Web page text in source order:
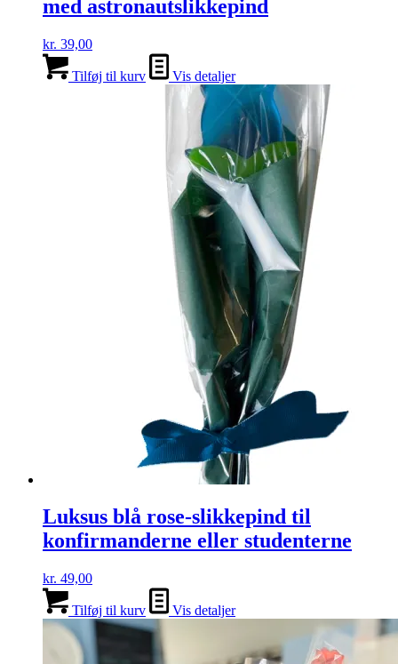
med astronautslikkepind
kr. 39,00
Tilføj til kurv Vis detaljer
Luksus blå rose-slikkepind til
konfirmanderne eller studenterne
kr. 49,00
Tilføj til kurv Vis detaljer